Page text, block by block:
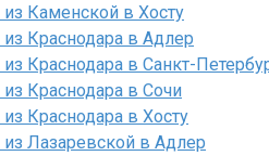
Каменской в Хосту
Краснодара в Адлер
Краснодара в Санкт-
Краснодара в Сочи
Краснодара в Хосту
Лазаревской в Адлер